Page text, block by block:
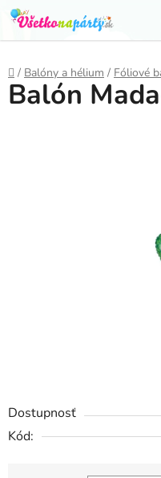
Prejsť
na
obsah
Domov
/ Balóny a hélium / Fóliové
Dostupnosť
Kód:
Balón